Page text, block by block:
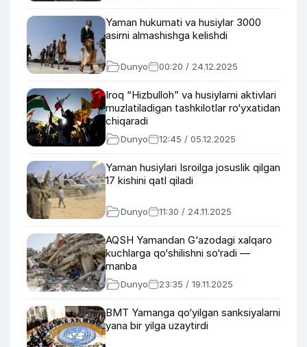
Yaman hukumati va husiylar 3000
asirni almashishga kelishdi
Dunyo 00:20 / 24.12.2025
Iroq “Hizbulloh” va husiylarni aktivlari
muzlatiladigan tashkilotlar ro‘yxatidan
chiqaradi
Dunyo 12:45 / 05.12.2025
Yaman husiylari Isroilga josuslik qilgan
17 kishini qatl qiladi
Dunyo 11:30 / 24.11.2025
AQSH Yamandan G‘azodagi xalqaro
kuchlarga qo‘shilishni so‘radi —
manba
Dunyo 23:35 / 19.11.2025
BMT Yamanga qo‘yilgan sanksiyalarni
yana bir yilga uzaytirdi